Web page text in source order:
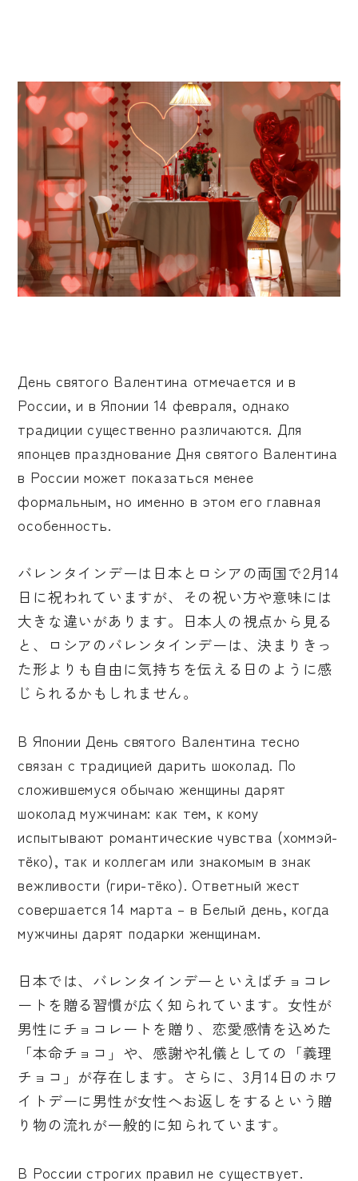
День святого Валентина отмечается и в
России, и в Японии 14 февраля, однако
традиции существенно различаются. Для
японцев празднование Дня святого Валентина
в России может показаться менее
формальным, но именно в этом его главная
особенность.
バレンタインデーは日本とロシアの両国で2月14
日に祝われていますが、その祝い方や意味には
大きな違いがあります。日本人の視点から見る
と、ロシアのバレンタインデーは、決まりきっ
た形よりも自由に気持ちを伝える日のように感
じられるかもしれません。
В Японии День святого Валентина тесно
связан с традицией дарить шоколад. По
сложившемуся обычаю женщины дарят
шоколад мужчинам: как тем, к кому
испытывают романтические чувства (хоммэй-
тёко), так и коллегам или знакомым в знак
вежливости (гири-тёко). Ответный жест
совершается 14 марта – в Белый день, когда
мужчины дарят подарки женщинам.
日本では、バレンタインデーといえばチョコレ
ートを贈る習慣が広く知られています。女性が
男性にチョコレートを贈り、恋愛感情を込めた
「本命チョコ」や、感謝や礼儀としての「義理
チョコ」が存在します。さらに、3月14日のホワ
イトデーに男性が女性へお返しをするという贈
り物の流れが一般的に知られています。
В России строгих правил не существует.